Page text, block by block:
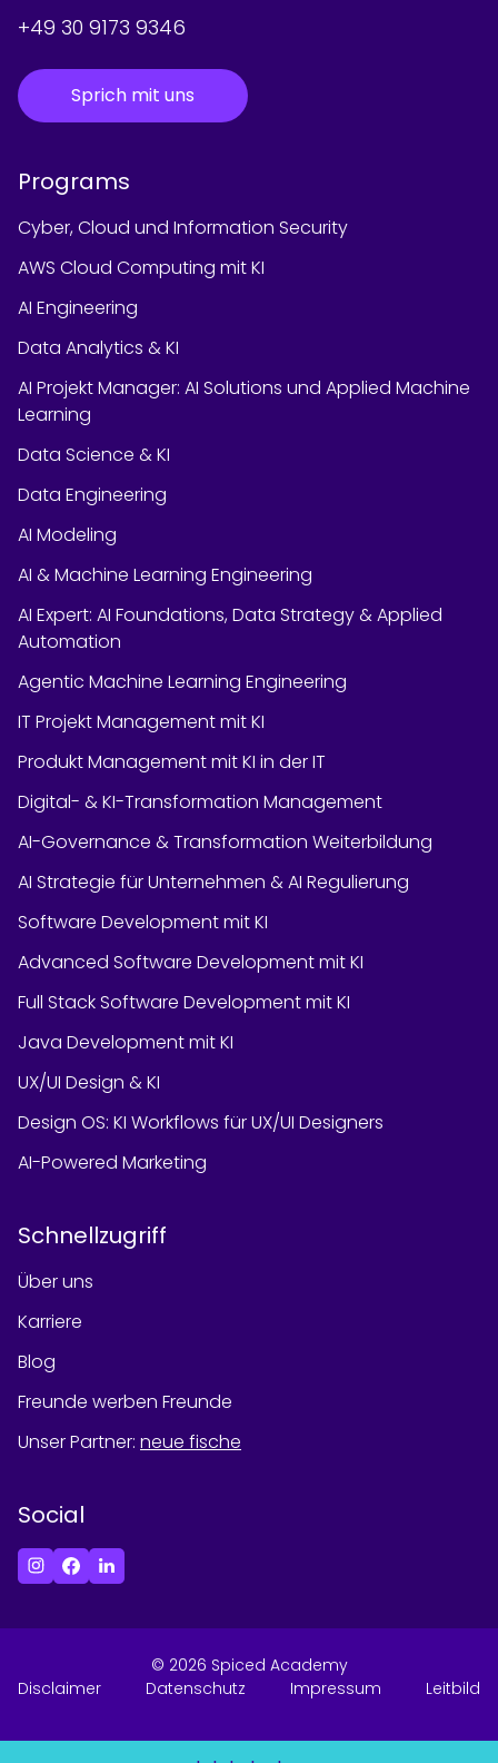
+49 30 9173 9346
Sprich mit uns
Programs
Cyber, Cloud und Information Security
AWS Cloud Computing mit KI
AI Engineering
Data Analytics & KI
AI Projekt Manager: AI Solutions und Applied Machine
Learning
Data Science & KI
Data Engineering
AI Modeling
AI & Machine Learning Engineering
AI Expert: AI Foundations, Data Strategy & Applied
Automation
Agentic Machine Learning Engineering
IT Projekt Management mit KI
Produkt Management mit KI in der IT
Digital- & KI-Transformation Management
AI-Governance & Transformation Weiterbildung
AI Strategie für Unternehmen & AI Regulierung
Software Development mit KI
Advanced Software Development mit KI
Full Stack Software Development mit KI
Java Development mit KI
UX/UI Design & KI
Design OS: KI Workflows für UX/UI Designers
AI-Powered Marketing
Schnellzugriff
Über uns
Karriere
Blog
Freunde werben Freunde
Unser Partner: neue fische
Social
© 2026 Spiced Academy
Disclaimer
Datenschutz Impressum Leitbild